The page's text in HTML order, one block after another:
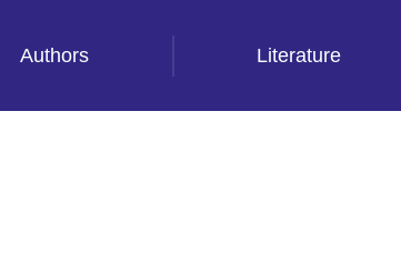
Authors Literature